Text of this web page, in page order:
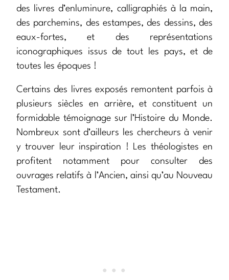
des livres d’enluminure, calligraphiés à la main,
des parchemins, des estampes, des dessins, des
eaux-fortes, et des représentations
iconographiques issus de tout les pays, et de
toutes les époques !
Certains des livres exposés remontent parfois à
plusieurs siècles en arrière, et constituent un
formidable témoignage sur l’Histoire du Monde.
Nombreux sont d’ailleurs les chercheurs à venir
y trouver leur inspiration ! Les théologistes en
profitent notamment pour consulter des
ouvrages relatifs à l’Ancien, ainsi qu’au Nouveau
Testament.